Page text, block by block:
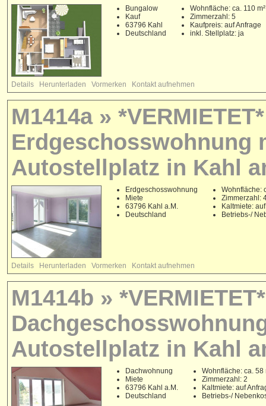
Bungalow
Kauf
63796 Kahl
Deutschland
Wohnfläche: ca. 110 m²
Zimmerzahl: 5
Kaufpreis: auf Anfrage
inkl. Stellplatz: ja
Details Herunterladen Vormerken Kontakt aufnehmen
M1414a »
Erdgeschosswohnung
Autostellplatz in Kahl
Erdgeschosswohnung
Miete
63796 Kahl a.M.
Deutschland
Wohnfläche:
Zimmerzahl:
Kaltmiete:
Betriebs-/
Details Herunterladen Vormerken Kontakt aufnehmen
M1414b »
Autostellplatz in Kahl
Dachwohnung
Miete
63796 Kahl a.M.
Deutschland
Wohnfläche: ca. 58
Zimmerzahl: 2
Kaltmiete: auf
Betriebs-/